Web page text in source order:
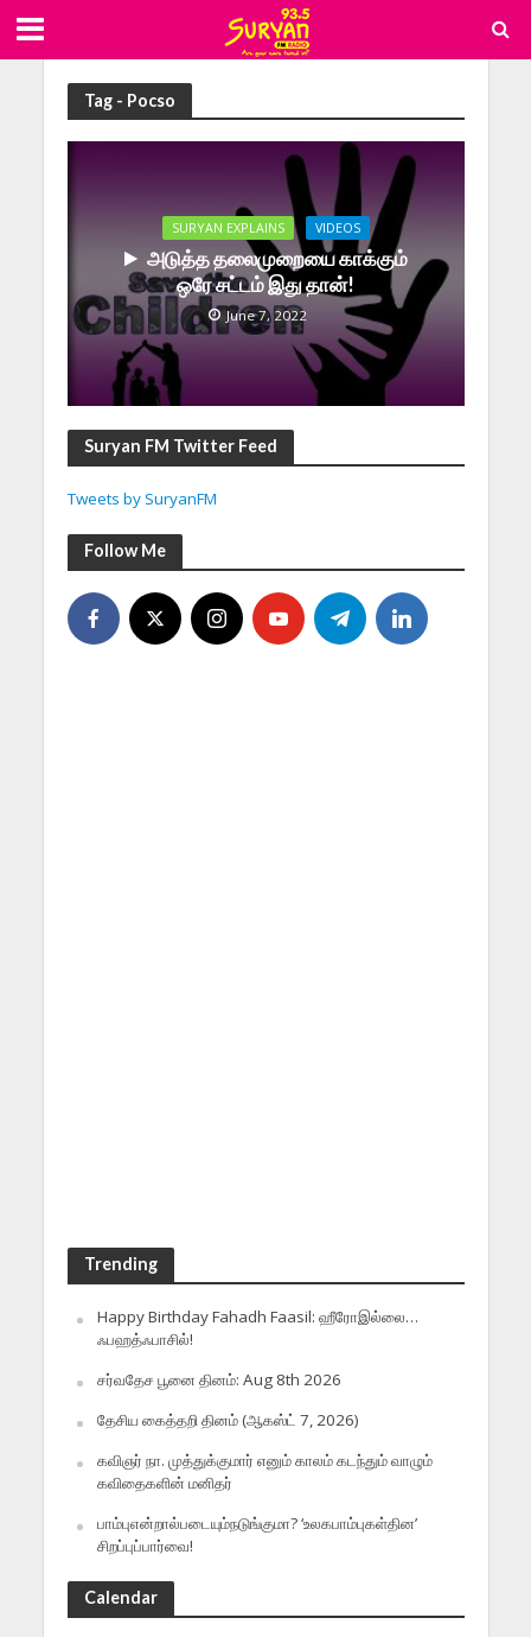
Tag - Pocso
SURYAN EXPLAINS VIDEOS
அடுத்த தலைமுறையை காக்கும்
ஒரே சட்டம் இது தான்!
June 7, 2022
Suryan FM Twitter Feed
Tweets by SuryanFM
Follow Me
Trending
Happy Birthday Fahadh Faasil: ஹீரோஇல்லை…
ஃபஹத்ஃபாசில்!
சர்வதேச பூனை தினம்: Aug 8th 2026
தேசிய கைத்தறி தினம் (ஆகஸ்ட் 7, 2026)
கவிஞர் நா. முத்துக்குமார் எனும் காலம் கடந்தும் வாழும்
கவிதைகளின் மனிதர்
பாம்புஎன்றால்படையும்நடுங்குமா? ‘உலகபாம்புகள்தின’
சிறப்புப்பார்வை!
Calendar